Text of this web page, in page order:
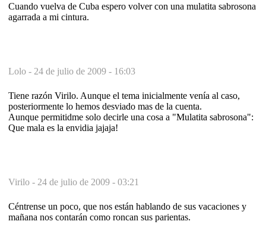
Cuando vuelva de Cuba espero volver con una mulatita sabrosona
agarrada a mi cintura.
Lolo - 24 de julio de 2009 - 16:03
Tiene razón Virilo. Aunque el tema inicialmente venía al caso,
posteriormente lo hemos desviado mas de la cuenta.
Aunque permitidme solo decirle una cosa a "Mulatita sabrosona":
Que mala es la envidia jajaja!
Virilo - 24 de julio de 2009 - 03:21
Céntrense un poco, que nos están hablando de sus vacaciones y
mañana nos contarán como roncan sus parientas.